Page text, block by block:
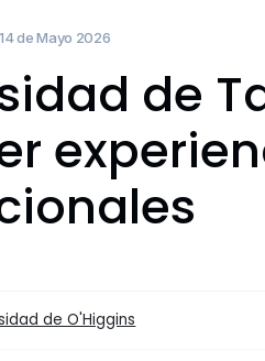
de Mayo 2026
de
de O'Higgins